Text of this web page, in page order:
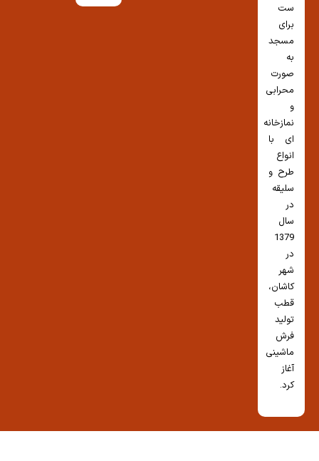
ست
برای
مسجد
به
صورت
محرابی
و
نمازخانه
ای با
انواع
طرح و
سلیقه
در
سال
1379
در
شهر
کاشان،
قطب
تولید
فرش
ماشینی
آغاز
کرد.